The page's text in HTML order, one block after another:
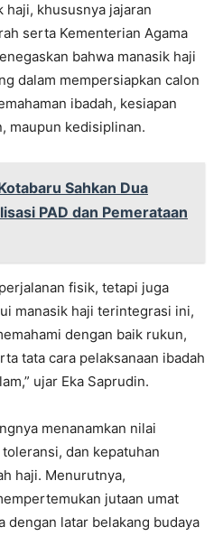
haji, khususnya jajaran
serta Kementerian Agama
bahwa manasik haji
dalam mempersiapkan calon
ibadah, kesiapan
maupun kedisiplinan.
Sahkan Dua
PAD dan Pemerataan
fisik, tetapi juga
manasik haji terintegrasi ini,
dengan baik rukun,
tata cara pelaksanaan ibadah
ujar Eka Saprudin.
menanamkan nilai
dan kepatuhan
haji. Menurutnya,
jutaan umat
dengan latar belakang budaya